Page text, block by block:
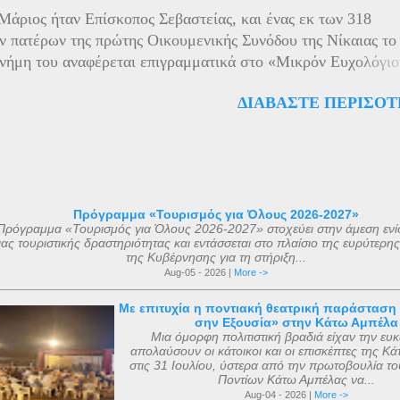
Στις 12 Οκτωβρίου 1799, οι Ιππότες προσέφεραν αυτά τα
κειμήλια στον Αυτοκράτορα Παύλο Α΄ της Ρωσίας, ο
τότε στο Γκάτσινα. Το φθινόπωρο του ίδιου έτους, τα ιερά
ανάκτορα, μέσα στον ναό αφιερωμένο ...
ήταν Επίσκοπος Σεβαστείας, και ένας εκ των 318
πατέρων της πρώτης Οικουμενικής Συνόδου της Νίκαιας
του αναφέρεται επιγραμματικά στο «Μικρόν
του Αγίου Μάριου, έγινε μετά από όραμα ενός
με εισφορές από την κηδεία της αείμνηστης Μαρίας
άλλες εισφορές. Ο ακριβής αριθμός των μελών της
με βάση τις διαθέσιμες πηγές, δεν μπορεί να καθοριστεί
σήμερα. Ο αριθμός που επικράτησε από μεταγενέστερες
Αλεξανδρείας 318, και ο Ευστάθιος Α...
ΔΙΑΒΆΣΤΕ
Πρόγραμμα «Τουρισμός για Όλους 2026-2027»
«Τουρισμός για Όλους 2026-2027» στοχεύει στην άμεση
τουριστικής δραστηριότητας και εντάσσεται στο πλαίσιο της
της Κυβέρνησης για τη στήριξη...
Aug-05 - 2026 | More ->
Με επιτυχία η ποντιακή θεατρική παράσταση
σην Εξουσία» στην Κάτω Αμπέλα
Μια όμορφη πολιτιστική βραδιά είχαν την
απολαύσουν οι κάτοικοι και οι επισκέπτες της
στις 31 Ιουλίου, ύστερα από την πρωτοβουλία
Ποντίων Κάτω Αμπέλας να...
Aug-04 - 2026 | More ->